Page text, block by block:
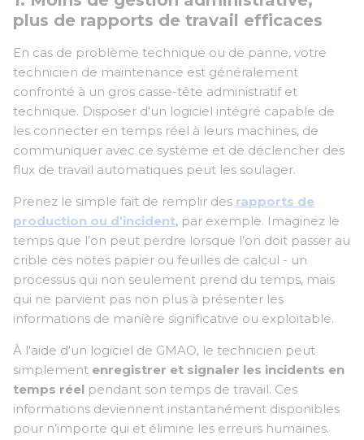
plus de rapports de travail efficaces
En cas de problème technique ou de panne, votre
technicien de maintenance est généralement
confronté à un gros casse-tête administratif et
technique. Disposer d'un logiciel intégré capable de
les connecter en temps réel à leurs machines, de
communiquer avec ce système et de déclencher des
flux de travail automatiques peut les soulager.
Prenez le simple fait de remplir des rapports de
production ou d’incident, par exemple. Imaginez le
temps que l’on peut perdre lorsque l’on doit passer au
crible ces notes papier ou feuilles de calcul - un
processus qui non seulement prend du temps, mais
qui ne parvient pas non plus à présenter les
informations de manière significative ou exploitable.
À l'aide d'un logiciel de GMAO, le technicien peut
simplement enregistrer et signaler les incidents en
temps réel pendant son temps de travail. Ces
informations deviennent instantanément disponibles
pour n’importe qui et élimine les erreurs humaines.